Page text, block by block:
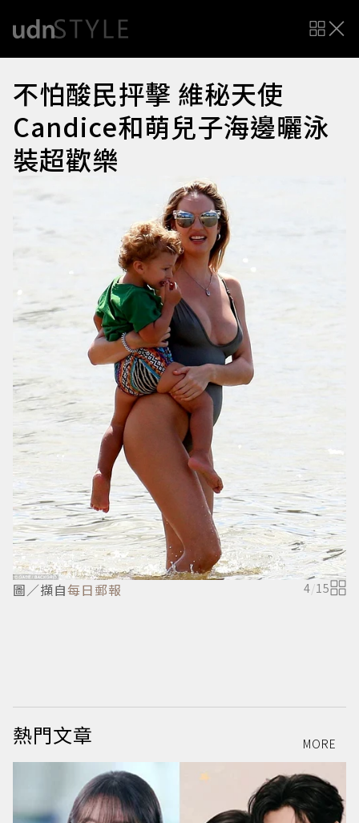
不怕酸民抨擊 維秘天使
Candice和萌兒子海邊曬泳
裝超歡樂
圖／擷自每日郵報 4/15
熱門文章 MORE